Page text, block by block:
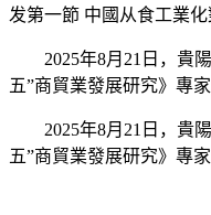
发第一節 中國从食工業
2025年8月21日，貴陽
五”商貿業發展研究》專
2025年8月21日，貴陽
五”商貿業發展研究》專